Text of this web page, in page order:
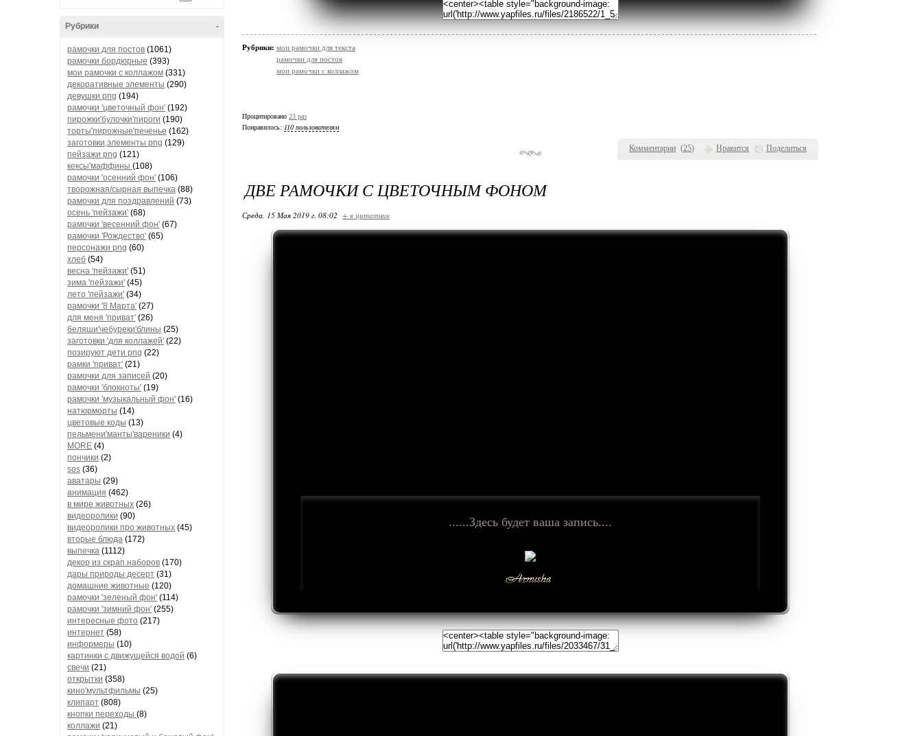
-
Рубрики
рамочки для постов (1061)
рамочки бордюрные (393)
мои рамочки с коллажом (331)
декоративные элементы (290)
девушки png (194)
рамочки 'цветочный фон' (192)
пирожки'булочки'пироги (190)
торты'пирожные'печенье (162)
заготовки,элементы png (129)
пейзажи png (121)
кексы'маффины (108)
рамочки 'осенний фон' (106)
творожная/сырная выпечка (88)
рамочки для поздравлений (73)
осень 'пейзажи' (68)
рамочки 'весенний фон' (67)
рамочки 'Рождество' (65)
персонажи png (60)
хлеб (54)
весна 'пейзажи' (51)
зима 'пейзажи' (45)
лето 'пейзажи' (34)
рамочки '8 Марта' (27)
для меня 'приват' (26)
беляши'чебуреки'блины (25)
заготовки 'для коллажей' (22)
позируют дети png (22)
рамки 'приват' (21)
рамочки для записей (20)
рамочки 'блокноты' (19)
рамочки 'музыкальный фон' (16)
натюрморты (14)
цветовые коды (13)
пельмени'манты'вареники (4)
MORE (4)
пончики (2)
sos (36)
аватары (29)
анимация (462)
в мире животных (26)
видеоролики (90)
видеоролики про животных (45)
вторые блюда (172)
выпечка (1112)
декор из скрап.наборов (170)
дары природы десерт (31)
домашние животные (120)
рамочки 'зеленый фон' (114)
рамочки 'зимний фон' (255)
интересные фото (217)
интернет (58)
информеры (10)
картинки с движущейся водой (6)
свечи (21)
открытки (358)
кино'мультфильмы (25)
клипарт (808)
кнопки переходы (8)
коллажи (21)
Комментарии (25) Нравится Поделиться
Рубрики: мои рамочки для текста
рамочки для постов
мои рамочки с коллажом
Процитировано 23 раз
Понравилось: 110 пользователям
ДВЕ РАМОЧКИ С ЦВЕТОЧНЫМ ФОНОМ
Среда, 15 Мая 2019 г. 08:02 + в цитатник
......Здесь будет ваша запись....